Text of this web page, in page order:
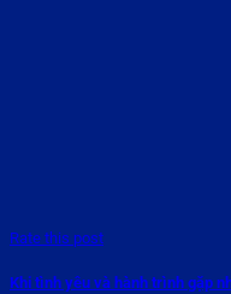
Rate this post
Khi tình yêu và hành trình gặp